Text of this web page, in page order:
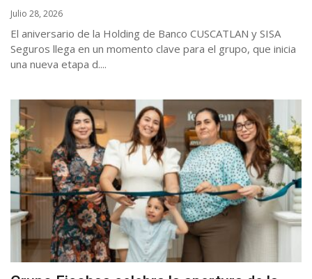
Julio 28, 2026
El aniversario de la Holding de Banco CUSCATLAN y SISA
Seguros llega en un momento clave para el grupo, que inicia
una nueva etapa d....